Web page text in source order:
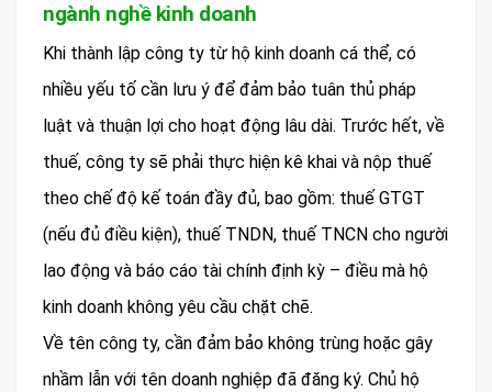
ngành nghề kinh doanh
Khi thành lập công ty từ hộ kinh doanh cá thể, có
nhiều yếu tố cần lưu ý để đảm bảo tuân thủ pháp
luật và thuận lợi cho hoạt động lâu dài. Trước hết, về
thuế, công ty sẽ phải thực hiện kê khai và nộp thuế
theo chế độ kế toán đầy đủ, bao gồm: thuế GTGT
(nếu đủ điều kiện), thuế TNDN, thuế TNCN cho người
lao động và báo cáo tài chính định kỳ – điều mà hộ
kinh doanh không yêu cầu chặt chẽ.
Về tên công ty, cần đảm bảo không trùng hoặc gây
nhầm lẫn với tên doanh nghiệp đã đăng ký. Chủ hộ